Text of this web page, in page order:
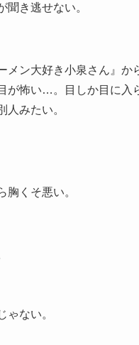
聞き逃せない。
メン大好き小泉さん』か
が怖い…。目しか目に入
人みたい。
胸くそ悪い。
ゃない。